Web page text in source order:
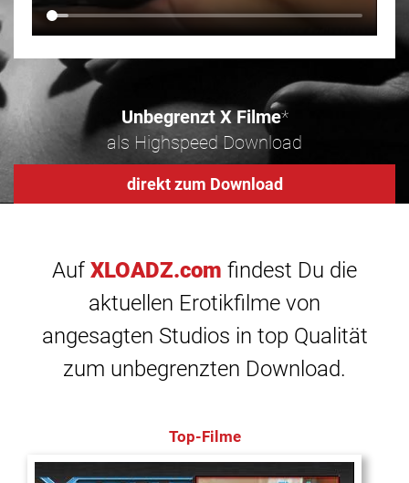
Unbegrenzt X Filme*
als Highspeed Download
direkt zum Download
Auf XLOADZ.com findest Du die
aktuellen Erotikfilme von
angesagten Studios in top Qualität
zum unbegrenzten Download.
Top-Filme